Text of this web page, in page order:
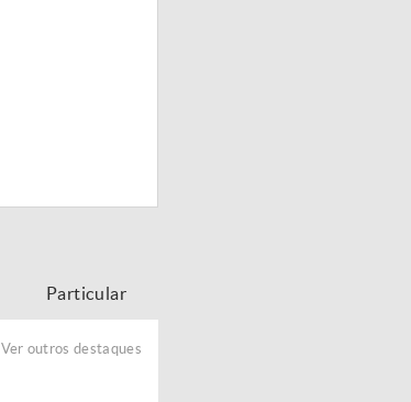
Particular
Ver outros destaques